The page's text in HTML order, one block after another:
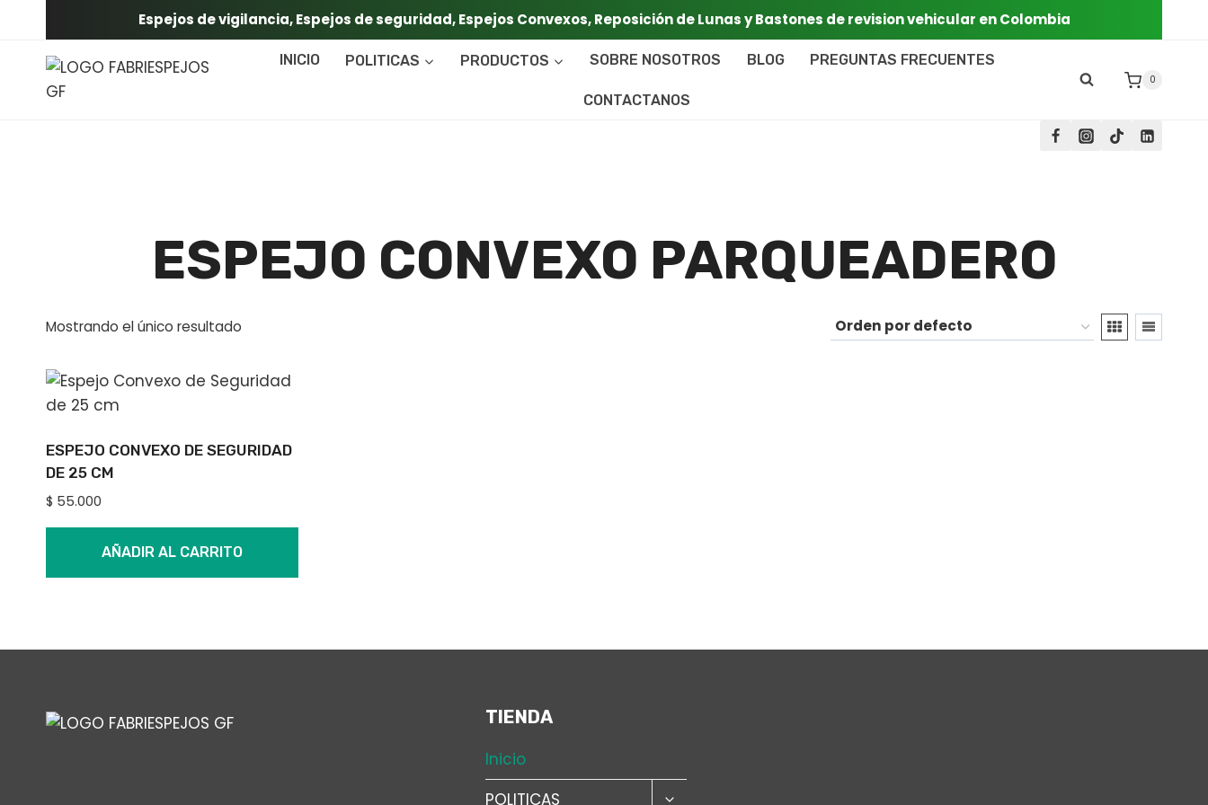
contenido
Espejos de vigilancia, Espejos de seguridad, Espejos Convexos, Reposición de Lunas y Bastones de revision vehicular en Colombia
INICIO POLITICAS PRODUCTOS SOBRE NOSOTROS BLOG PREGUNTAS FRECUENTES
CONTACTANOS
0
ESPEJO CONVEXO PARQUEADERO
Mostrando el único resultado
ESPEJO CONVEXO DE SEGURIDAD
DE 25 CM
$ 55.000
AÑADIR AL CARRITO
TIENDA
Inicio
POLITICAS
ALTERNAR